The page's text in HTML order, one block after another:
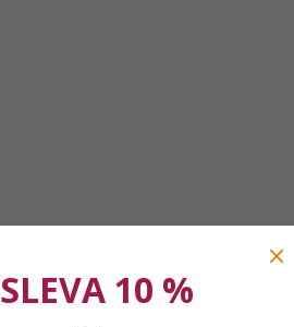
SLEVA 10 %